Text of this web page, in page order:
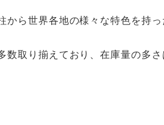
から世界各地の様々な特色を持
数取り揃えており、在庫量の多